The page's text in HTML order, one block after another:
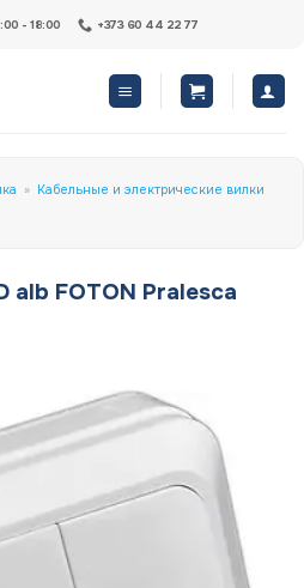
- 18:00 +373 60 44 22 77
» Кабельные и электрические вилки
alb FOTON Pralesca